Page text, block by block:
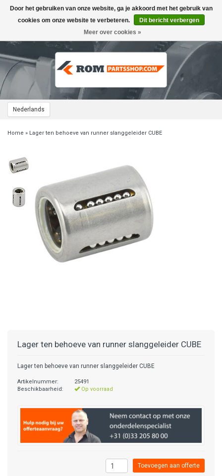
Nederlands
Toggle
navigation
Home » Lager ten behoeve van runner slanggeleider CUBE
Lager ten behoeve van runner slanggeleider CUBE
Lager ten behoeve van runner slanggeleider CUBE
Artikelnummer:
25491
Beschikbaarheid:
Op voorraad
Toevoegen aan offerte
Door het gebruiken van onze website, ga je akkoord met het gebruik van
cookies om onze website te verbeteren.
Dit bericht verbergen
Meer over cookies »